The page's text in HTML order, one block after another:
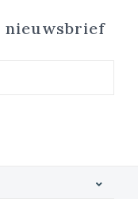
nieuwsbrief